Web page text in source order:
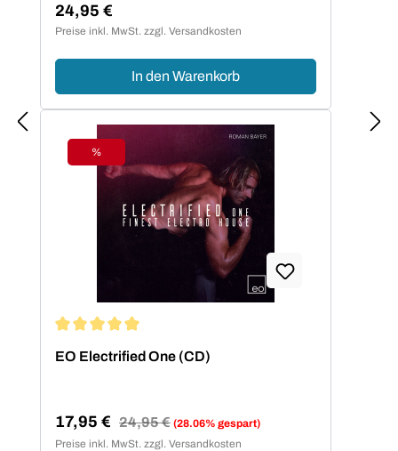
Regulärer Preis:
24,95 €
Preise inkl. MwSt. zzgl. Versandkosten
In den Warenkorb
Rabatt
%
EO Electrified One (CD)
Verkaufspreis:
17,95 € Regulärer Preis:
24,95 € (28.06% gespart)
Preise inkl. MwSt. zzgl. Versandkosten